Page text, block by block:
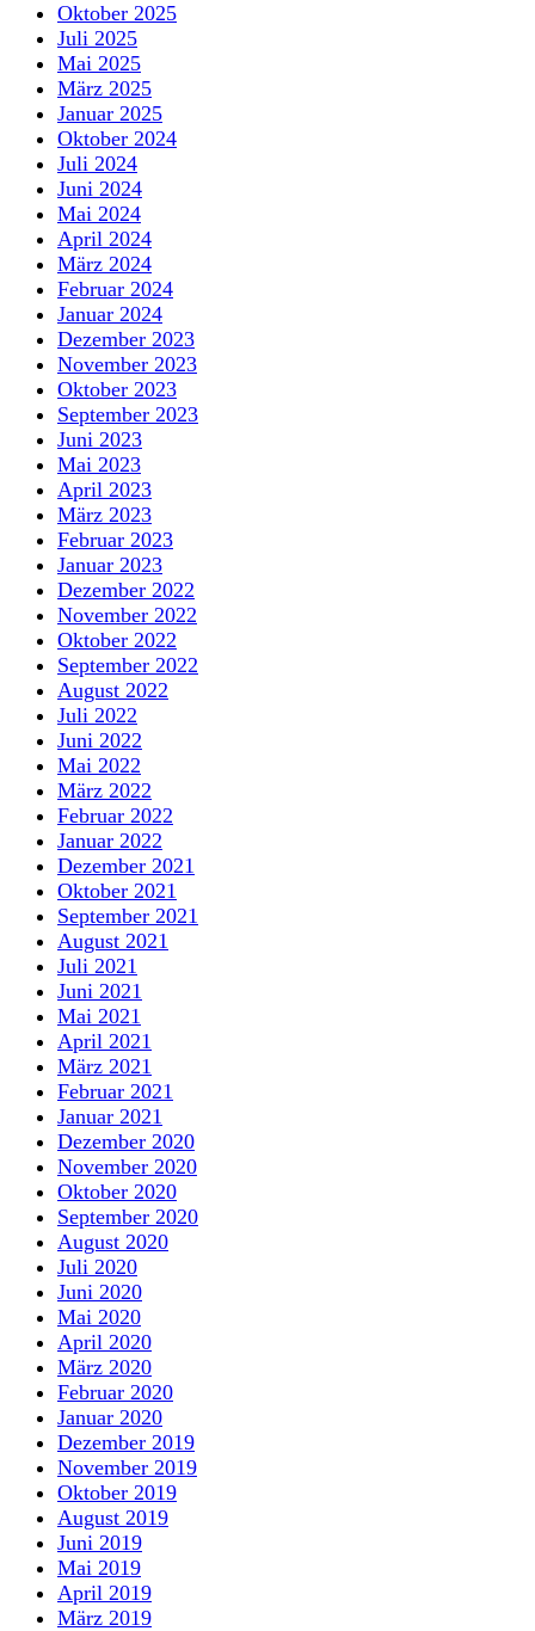
Oktober 2025
Juli 2025
Mai 2025
März 2025
Januar 2025
Oktober 2024
Juli 2024
Juni 2024
Mai 2024
April 2024
März 2024
Februar 2024
Januar 2024
Dezember 2023
November 2023
Oktober 2023
September 2023
Juni 2023
Mai 2023
April 2023
März 2023
Februar 2023
Januar 2023
Dezember 2022
November 2022
Oktober 2022
September 2022
August 2022
Juli 2022
Juni 2022
Mai 2022
März 2022
Februar 2022
Januar 2022
Dezember 2021
Oktober 2021
September 2021
August 2021
Juli 2021
Juni 2021
Mai 2021
April 2021
März 2021
Februar 2021
Januar 2021
Dezember 2020
November 2020
Oktober 2020
September 2020
August 2020
Juli 2020
Juni 2020
Mai 2020
April 2020
März 2020
Februar 2020
Januar 2020
Dezember 2019
November 2019
Oktober 2019
August 2019
Juni 2019
Mai 2019
April 2019
März 2019